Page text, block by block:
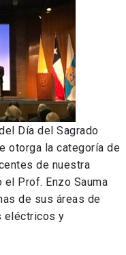
Día del Sagrado
otorga la categoría de
de nuestra
Prof. Enzo Sauma
de sus áreas de
eléctricos y